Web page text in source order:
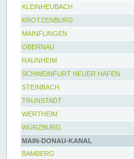
KLEINHEUBACH
KROTZENBURG
MAINFLINGEN
OBERNAU
RAUNHEIM
SCHWEINFURT NEUER HAFEN
STEINBACH
TRUNSTADT
WERTHEIM
WÜRZBURG
MAIN-DONAU-KANAL
BAMBERG